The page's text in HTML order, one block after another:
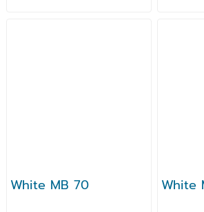
White MB 70 White